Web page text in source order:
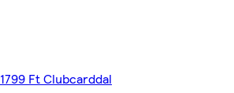
1799 Ft Clubcarddal